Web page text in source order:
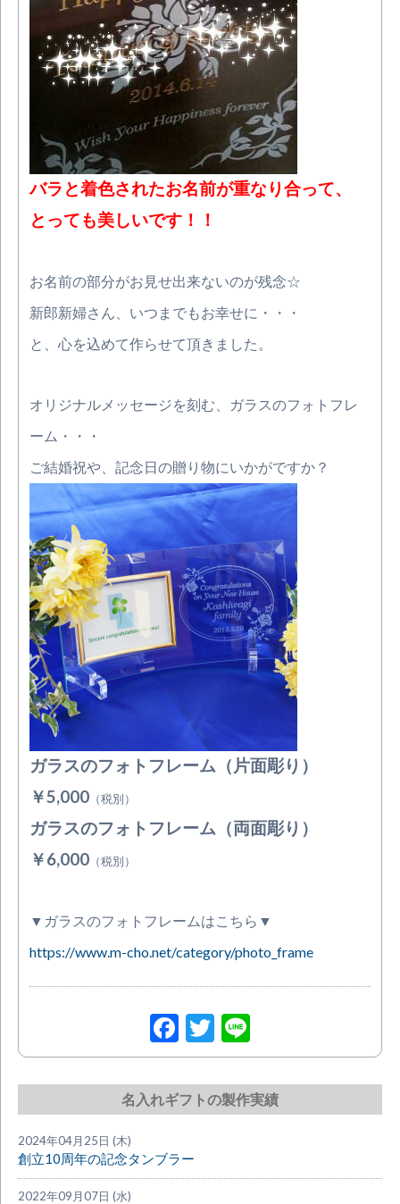
バラと着色されたお名前が重なり合って、
とっても美しいです！！
お名前の部分がお見せ出来ないのが残念☆
新郎新婦さん、いつまでもお幸せに・・・
と、心を込めて作らせて頂きました。
オリジナルメッセージを刻む、ガラスのフォトフレ
ーム・・・
ご結婚祝や、記念日の贈り物にいかがですか？
ガラスのフォトフレーム（片面彫り）
￥5,000 （税別）
ガラスのフォトフレーム（両面彫り）
￥6,000 （税別）
▼ガラスのフォトフレームはこちら▼
https://www.m-cho.net/category/photo_frame
Facebook
Twitter
名入れギフトの製作実績
2024年04月25日 (木)
創立10周年の記念タンブラー
2022年09月07日 (水)